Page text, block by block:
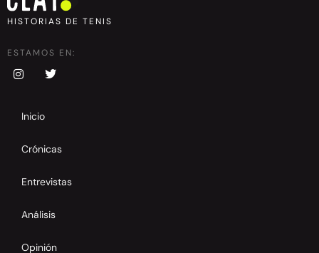
HISTORIAS DE TENIS
ESTAMOS EN:
Inicio
Crónicas
Entrevistas
Análisis
Opinión